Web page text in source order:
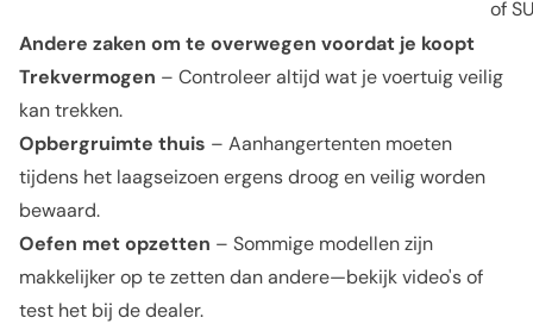
of
Andere zaken om te overwegen voordat je koopt
Trekvermogen – Controleer altijd wat je voertuig veilig
kan trekken.
Opbergruimte thuis – Aanhangertenten moeten
tijdens het laagseizoen ergens droog en veilig worden
bewaard.
Oefen met opzetten – Sommige modellen zijn
makkelijker op te zetten dan andere—bekijk video's of
test het bij de dealer.